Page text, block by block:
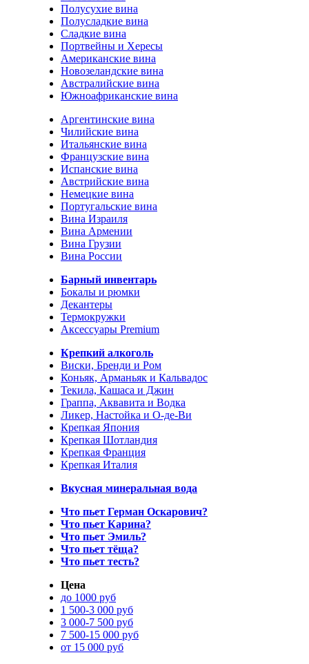
Полусухие вина
Полусладкие вина
Сладкие вина
Портвейны и Хересы
Американские вина
Новозеландские вина
Австралийские вина
Южноафриканские вина
Аргентинские вина
Чилийские вина
Итальянские вина
Французские вина
Испанские вина
Австрийские вина
Немецкие вина
Португальские вина
Вина Израиля
Вина Армении
Вина Грузии
Вина России
Барный инвентарь
Бокалы и рюмки
Декантеры
Термокружки
Аксессуары Premium
Крепкий алкоголь
Виски, Бренди и Ром
Коньяк, Арманьяк и Кальвадос
Текила, Кашаса и Джин
Граппа, Аквавита и Водка
Ликер, Настойка и О-де-Ви
Крепкая Япония
Крепкая Шотландия
Крепкая Франция
Крепкая Италия
Вкусная минеральная вода
Что пьет Герман Оскарович?
Что пьет Карина?
Что пьет Эмиль?
Что пьет тёща?
Что пьет тесть?
Цена
до 1000 руб
1 500-3 000 руб
3 000-7 500 руб
7 500-15 000 руб
от 15 000 руб